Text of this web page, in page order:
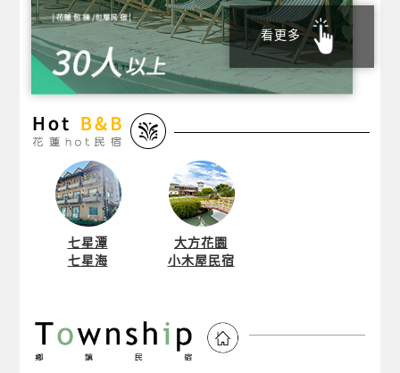
看更多
七星潭
七星海
大方花園
小木屋民宿